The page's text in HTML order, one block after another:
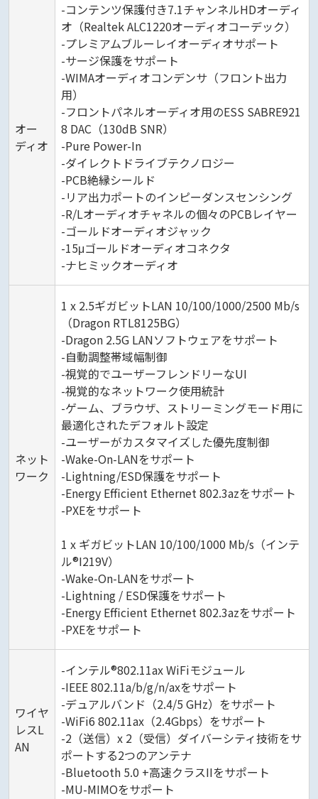
オー
ディオ
-コンテンツ保護付き7.1チャンネルHDオーディ
オ（Realtek ALC1220オーディオコーデック）
-プレミアムブルーレイオーディオサポート
-サージ保護をサポート
-WIMAオーディオコンデンサ（フロント出力
用）
-フロントパネルオーディオ用のESS SABRE921
8 DAC（130dB SNR）
-Pure Power-In
-ダイレクトドライブテクノロジー
-PCB絶縁シールド
-リア出力ポートのインピーダンスセンシング
-R/Lオーディオチャネルの個々のPCBレイヤー
-ゴールドオーディオジャック
-15μゴールドオーディオコネクタ
-ナヒミックオーディオ
ネット
ワーク
1 x 2.5ギガビットLAN 10/100/1000/2500 Mb/s
（Dragon RTL8125BG）
-Dragon 2.5G LANソフトウェアをサポート
-自動調整帯域幅制御
-視覚的でユーザーフレンドリーなUI
-視覚的なネットワーク使用統計
-ゲーム、ブラウザ、ストリーミングモード用に
最適化されたデフォルト設定
-ユーザーがカスタマイズした優先度制御
-Wake-On-LANをサポート
-Lightning/ESD保護をサポート
-Energy Efficient Ethernet 802.3azをサポート
-PXEをサポート
1 x ギガビットLAN 10/100/1000 Mb/s（インテ
ル®I219V）
-Wake-On-LANをサポート
-Lightning / ESD保護をサポート
-Energy Efficient Ethernet 802.3azをサポート
-PXEをサポート
ワイヤ
レスL
AN
-インテル®802.11ax WiFiモジュール
-IEEE 802.11a/b/g/n/axをサポート
-デュアルバンド（2.4/5 GHz）をサポート
-WiFi6 802.11ax（2.4Gbps）をサポート
-2（送信）x 2（受信）ダイバーシティ技術をサ
ポートする2つのアンテナ
-Bluetooth 5.0 +高速クラスIIをサポート
-MU-MIMOをサポート